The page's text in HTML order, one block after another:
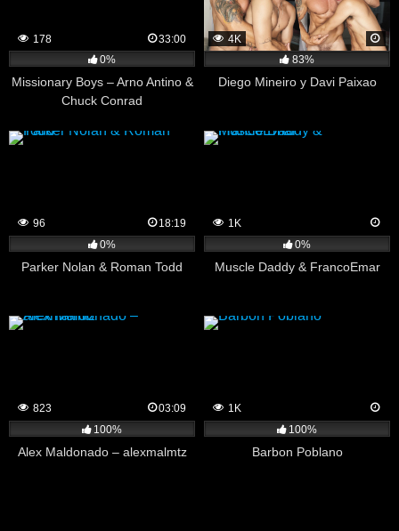
178
33:00
0%
Missionary Boys – Arno Antino &
Chuck Conrad
4K
83%
Diego Mineiro y Davi Paixao
96
18:19
0%
Parker Nolan & Roman Todd
1K
0%
Muscle Daddy & FrancoEmar
823
03:09
100%
Alex Maldonado – alexmalmtz
1K
100%
Barbon Poblano